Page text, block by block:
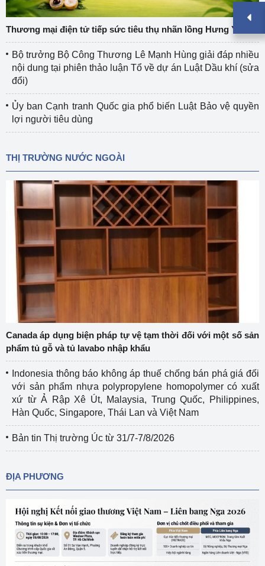
Thương mại điện tử tiếp sức tiêu thụ nhãn lồng Hưng Yên
Bộ trưởng Bộ Công Thương Lê Mạnh Hùng giải đáp nhiều
nội dung tại phiên thảo luận Tổ về dự án Luật Dầu khí (sửa
đổi)
Ủy ban Cạnh tranh Quốc gia phổ biến Luật Bảo vệ quyền
lợi người tiêu dùng
THỊ TRƯỜNG NƯỚC NGOÀI
Canada áp dụng biện pháp tự vệ tạm thời đối với một số sản
phẩm tủ gỗ và tủ lavabo nhập khẩu
Indonesia thông báo không áp thuế chống bán phá giá đối
với sản phẩm nhựa polypropylene homopolymer có xuất
xứ từ Ả Rập Xê Út, Malaysia, Trung Quốc, Philippines,
Hàn Quốc, Singapore, Thái Lan và Việt Nam
Bản tin Thị trường Úc từ 31/7-7/8/2026
ĐỊA PHƯƠNG